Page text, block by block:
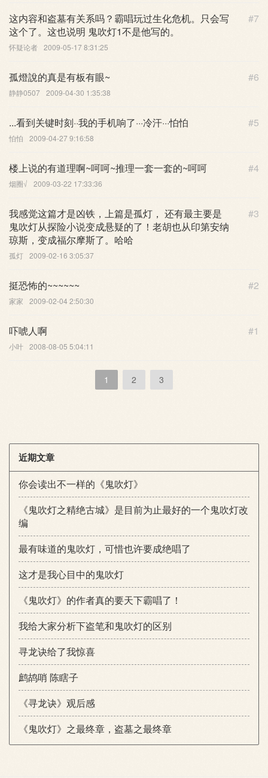
#7
这内容和盗墓有关系吗？霸唱玩过生化危机。只会写
这个了。这也说明 鬼吹灯1不是他写的。
怀疑论者 2009-05-17 8:31:25
#6
孤燈說的真是有板有眼~
静静0507 2009-04-30 1:35:38
#5
...看到关键时刻··我的手机响了···冷汗···怕怕
怕怕 2009-04-27 9:16:58
#4
楼上说的有道理啊~呵呵~推理一套一套的~呵呵
烟圈√ 2009-03-22 17:33:36
#3
我感觉这篇才是凶铁，上篇是孤灯， 还有最主要是
鬼吹灯从探险小说变成悬疑的了！老胡也从印第安纳
琼斯，变成福尔摩斯了。哈哈
孤灯 2009-02-16 3:05:37
#2
挺恐怖的~~~~~~
家家 2009-02-04 2:50:30
#1
吓唬人啊
小叶 2008-08-05 5:04:11
1 2 3
近期文章
你会读出不一样的《鬼吹灯》
《鬼吹灯之精绝古城》是目前为止最好的一个鬼吹灯改
编
最有味道的鬼吹灯，可惜也许要成绝唱了
这才是我心目中的鬼吹灯
《鬼吹灯》的作者真的要天下霸唱了！
我给大家分析下盗笔和鬼吹灯的区别
寻龙诀给了我惊喜
鹧鸪哨 陈瞎子
《寻龙诀》观后感
《鬼吹灯》之最终章，盗墓之最终章